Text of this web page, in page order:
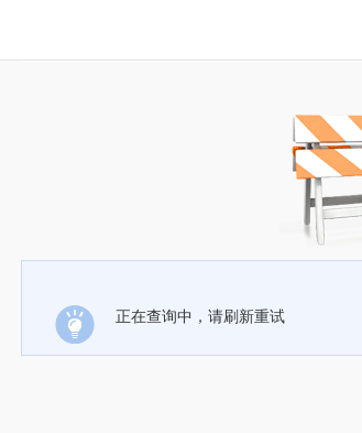
正在查询中，请刷新重试